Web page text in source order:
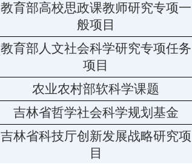
教育部高校思政课教师研究专项一
般项目
教育部人文社会科学研究专项任务
项目
农业农村部软科学课题
吉林省哲学社会科学规划基金
吉林省科技厅创新发展战略研究项
目